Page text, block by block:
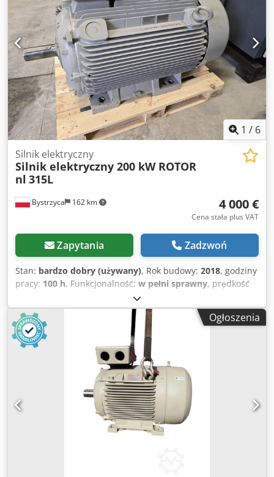
1 / 6
Bystrzyca 162 km
Silnik elektryczny
Silnik elektryczny 200 kW ROTOR
nl 315L
4 000 €
Cena stała plus VAT
Zapytania Zadzwoń
Stan: bardzo dobry (używany), Rok budowy: 2018, godziny
pracy: 100 h, Funkcjonalność: w pełni sprawny, prędkość
1 490 obr./min
V, częstotliwość wejściowa:50 Hz, Silnik elektryczny 200 kW
Credpfx Abon Tntqo Hjf IE4 2024 rok produkcji Gwarancja 6
miesięcy 400v 1490 rpm 315 l
Ogłoszenia